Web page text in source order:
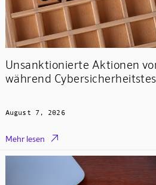
Unsanktionierte Aktionen
während
August 7, 2026
Mehr lesen 